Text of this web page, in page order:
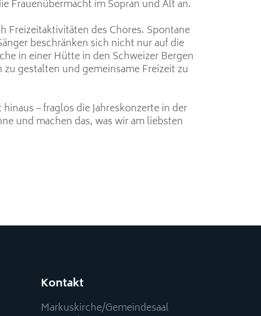
Frauenübermacht im Sopran und Alt an.
Freizeitaktivitäten des Chores. Spontane
beschränken sich nicht nur auf die
in einer Hütte in den Schweizer Bergen
gestalten und gemeinsame Freizeit zu
– fraglos die Jahreskonzerte in der
und machen das, was wir am liebsten
Kontakt
Markuskirche/Gemeindesaal